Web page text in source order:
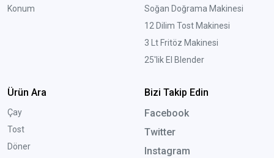
Konum
Soğan Doğrama Makinesi
12 Dilim Tost Makinesi
3 Lt Fritöz Makinesi
25'lik El Blender
Ürün Ara
Çay
Tost
Döner
Bizi Takip Edin
Facebook
Twitter
Instagram